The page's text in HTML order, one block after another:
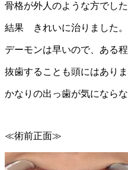
骨格が外人のような方でした
結果 きれいに治りました。
デーモンは早いので、ある
抜歯することも頭にはあり
かなりの出っ歯が気になら
≪術前